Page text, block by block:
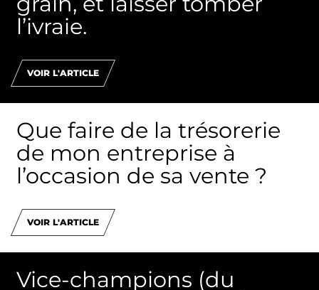
l’ivraie.
VOIR L'ARTICLE
Que faire de la trésorerie
de mon entreprise à
l’occasion de sa vente ?
VOIR L'ARTICLE
Vice-champions (du